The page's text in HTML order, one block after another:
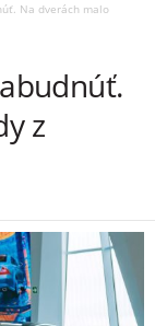
Na dverách malo
z